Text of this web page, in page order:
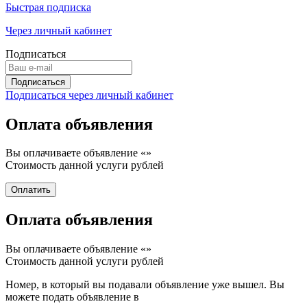
Быстрая подписка
Через личный кабинет
Подписаться
Подписаться через личный кабинет
Оплата объявления
Вы оплачиваете объявление «»
Стоимость данной услуги рублей
Оплата объявления
Вы оплачиваете объявление «»
Стоимость данной услуги рублей
Номер, в который вы подавали объявление уже вышел. Вы
можете подать объявление в